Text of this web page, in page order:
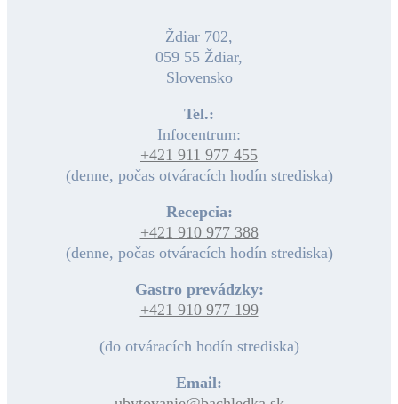
Ždiar 702,
059 55 Ždiar,
Slovensko
Tel.:
Infocentrum:
+421 911 977 455
(denne, počas otváracích hodín strediska)
Recepcia:
+421 910 977 388
(denne, počas otváracích hodín strediska)
Gastro prevádzky:
+421 910 977 199
(do otváracích hodín strediska)
Email: